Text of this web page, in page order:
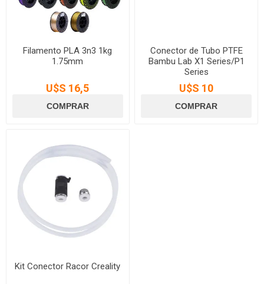
Filamento PLA 3n3 1kg
1.75mm
U$S 16,5
Conector de Tubo PTFE
Bambu Lab X1 Series/P1
Series
U$S 10
Kit Conector Racor Creality